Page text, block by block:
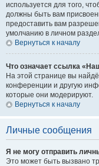
используется для того,
должны быть вам
предоставить вам
умолчанию в личном
Вернуться к началу
Что означает ссылка
На этой странице вы
конференции и другую
которые они модерируют.
Вернуться к началу
Личные сообщения
Я не могу отправить
Это может быть вызвано